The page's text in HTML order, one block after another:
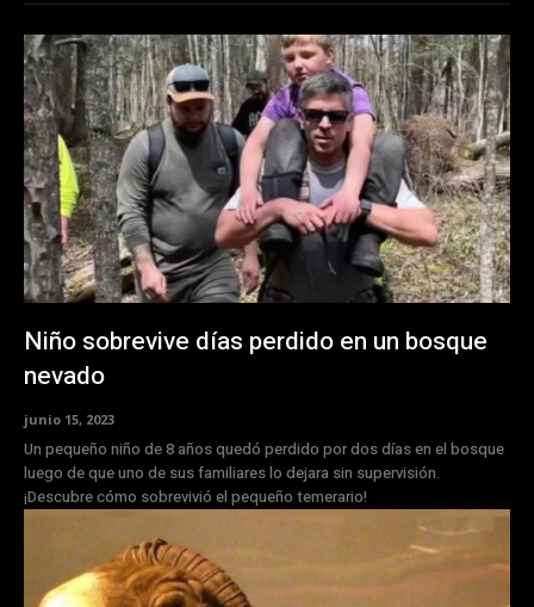
Niño sobrevive días perdido en un bosque
nevado
junio 15, 2023
Un pequeño niño de 8 años quedó perdido por dos días en el bosque
luego de que uno de sus familiares lo dejara sin supervisión.
¡Descubre cómo sobrevivió el pequeño temerario!